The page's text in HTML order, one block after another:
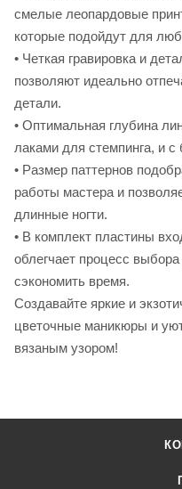
смелые леопардовые
которые подойдут для
• Четкая гравировка и
позволяют идеально
детали.
• Оптимальная глубина
лаками для стемпинга, и
• Размер паттернов
работы мастера и
длинные ногти.
• В комплект пластины
облегчает процесс
сэкономить время.
Создавайте яркие и
цветочные маникюры и
вязаным узором!